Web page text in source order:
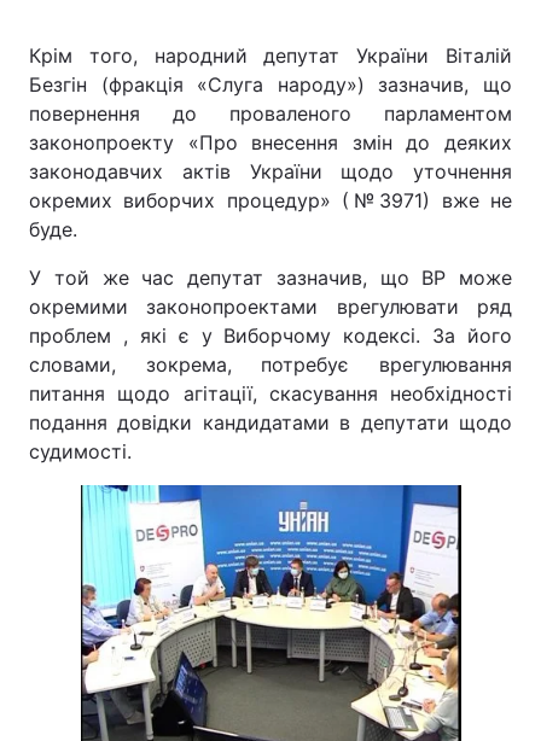
Крім того, народний депутат України Віталій
Безгін (фракція «Слуга народу») зазначив, що
повернення до проваленого парламентом
законопроекту «Про внесення змін до деяких
законодавчих актів України щодо уточнення
окремих виборчих процедур» (№3971) вже не
буде.
У той же час депутат зазначив, що ВР може
окремими законопроектами врегулювати ряд
проблем , які є у Виборчому кодексі. За його
словами, зокрема, потребує врегулювання
питання щодо агітації, скасування необхідності
подання довідки кандидатами в депутати щодо
судимості.